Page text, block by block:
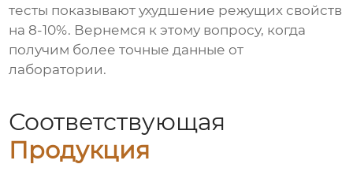
тесты показывают ухудшение режущих свойств
на 8-10%. Вернемся к этому вопросу, когда
получим более точные данные от
лаборатории.
Соответствующая
Продукция